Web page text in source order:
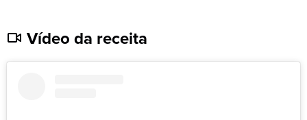
Vídeo da receita